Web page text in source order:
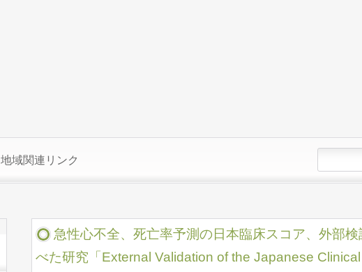
地域関連リンク
急性心不全、死亡率予測の日本臨床スコア、外部検
べた研究「External Validation of the Japanese